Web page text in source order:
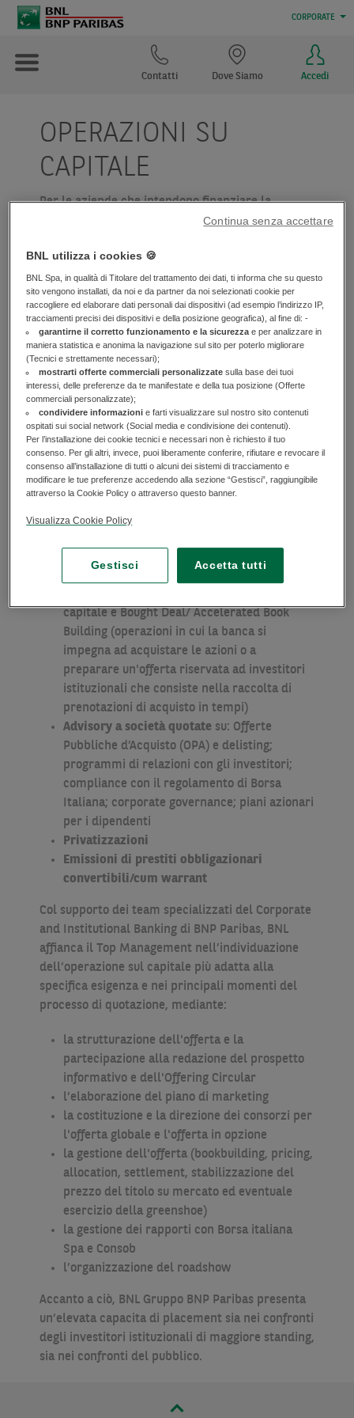
CORPORATE
Accedi
Dove Siamo
Contatti
OPERAZIONI SU
CAPITALE
Per le aziende che intendono finanziare la
propria crescita mediate emissioni azionarie, o
capitale di rischio e capitale di debito, BNL è in
grado di assistere le società clienti nelle
operazioni di accesso ai mercati azionari e nella
gestione della propria permanenza sugli
stessiBNL è in grado di offrire un servizio
completo di project management per la
quotazione in Borsa e per supportare i clienti in
tutte le fasi, da quelle iniziali di analisi e
valutazione, a quelle successive di strutturazione
delle operazioni e di distribuzione dei titoli
emessi.
In particolare, i differenti team specializzati sono
capitale e Bought Deal/ Accelerated Book
Building (operazioni in cui la banca si
impegna ad acquistare le azioni o a
preparare un'offerta riservata ad investitori
istituzionali che consiste nella raccolta di
prenotazioni di acquisto in tempi)
Advisory a società quotate su: Offerte
Pubbliche d’Acquisto (OPA) e delisting;
programmi di relazioni con gli investitori;
compliance con il regolamento di Borsa
Italiana; corporate governance; piani azionari
per i dipendenti
Privatizzazioni
Emissioni di prestiti obbligazionari
convertibili/cum warrant
Col supporto dei team specializzati del Corporate
and Institutional Banking di BNP Paribas, BNL
affianca il Top Management nell’individuazione
dell’operazione sul capitale più adatta alla
specifica esigenza e nei principali momenti del
processo di quotazione, mediante:
la strutturazione dell'offerta e la
partecipazione alla redazione del prospetto
informativo e dell'Offering Circular
l’elaborazione del piano di marketing
la costituzione e la direzione dei consorzi per
l'offerta globale e l'offerta in opzione
la gestione dell'offerta (bookbuilding, pricing,
allocation, settlement, stabilizzazione del
prezzo del titolo su mercato ed eventuale
esercizio della greenshoe)
la gestione dei rapporti con Borsa italiana
Spa e Consob
l’organizzazione del roadshow
Accanto a ciò, BNL Gruppo BNP Paribas presenta
un’elevata capacita di placement sia nei confronti
degli investitori istituzionali di maggiore standing,
sia nei confronti del pubblico.
BNL utilizza i cookies 🍪
BNL Spa, in qualità di Titolare del trattamento dei dati, ti informa che su questo
sito vengono installati, da noi e da partner da noi selezionati cookie per
raccogliere ed elaborare dati personali dai dispositivi (ad esempio l’indirizzo IP,
tracciamenti precisi dei dispositivi e della posizione geografica), al fine di: -
garantirne il corretto funzionamento e la sicurezzae per analizzare in
maniera statistica e anonima la navigazione sul sito per poterlo migliorare
(Tecnici e strettamente necessari);
mostrarti offerte commerciali personalizzatesulla base dei tuoi
interessi, delle preferenze da te manifestate e della tua posizione (Offerte
commerciali personalizzate);
condividere informazionie farti visualizzare sul nostro sito contenuti
ospitati sui social network (Social media e condivisione dei contenuti).
Per l’installazione dei cookie tecnici e necessari non è richiesto il tuo
consenso. Per gli altri, invece, puoi liberamente conferire, rifiutare e revocare il
consenso all’installazione di tutti o alcuni dei sistemi di tracciamento e
modificare le tue preferenze accedendo alla sezione “Gestisci”, raggiungibile
attraverso la Cookie Policy o attraverso questo banner.
Visualizza Cookie Policy
Gestisci Accetta tutti
Continua senza accettare